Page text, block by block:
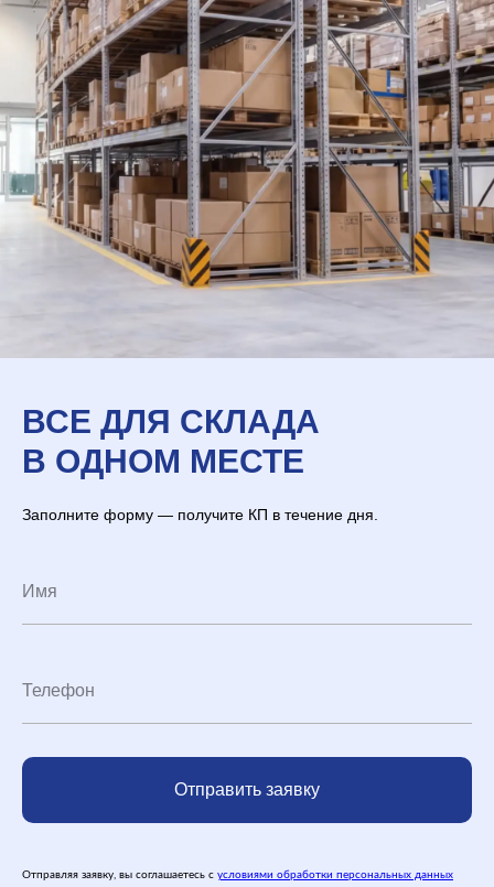
ВСЕ ДЛЯ СКЛАДА
В ОДНОМ МЕСТЕ
Заполните форму — получите КП в течение дня.
Отправить заявку
Отправляя заявку, вы соглашаетесь с условиями обработки персональных данных